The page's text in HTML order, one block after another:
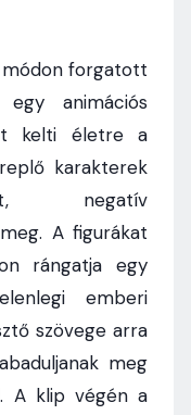
módon forgatott
animációs
kelti életre a
karakterek
negatív
A figurákat
rángatja egy
emberi
szövege arra
meg
A klip végén a